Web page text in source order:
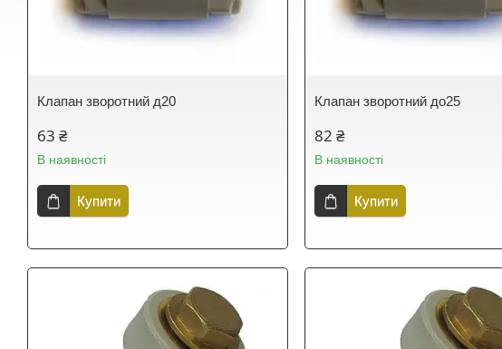
Клапан зворотний д20
63 ₴
В наявності
Купити
Клапан зворотний до25
82 ₴
В наявності
Купити